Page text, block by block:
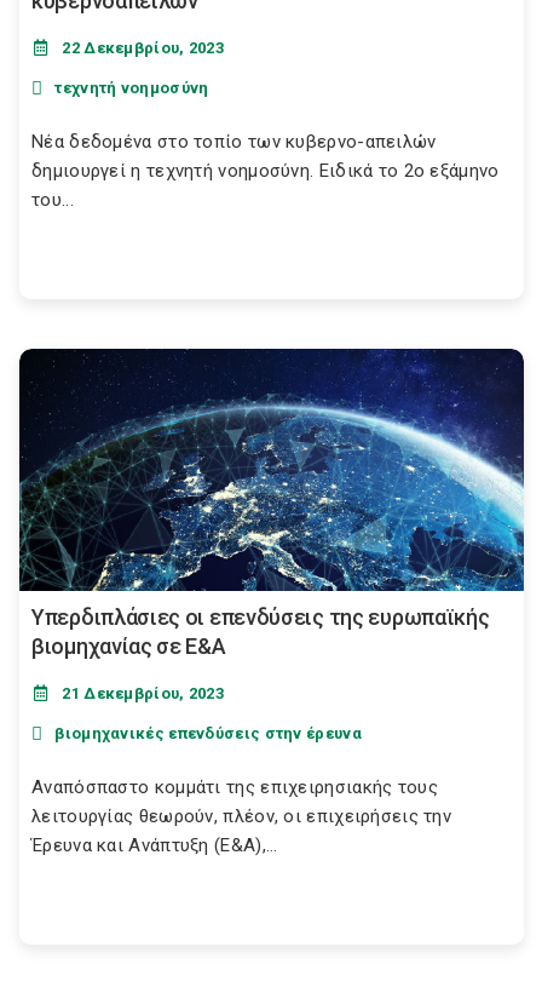
22 Δεκεμβρίου, 2023
τεχνητή νοημοσύνη
Νέα δεδομένα στο τοπίο των κυβερνο-απειλών
δημιουργεί η τεχνητή νοημοσύνη. Ειδικά το 2ο εξάμηνο
του...
Υπερδιπλάσιες οι επενδύσεις της ευρωπαϊκής
βιομηχανίας σε Ε&Α
21 Δεκεμβρίου, 2023
βιομηχανικές επενδύσεις στην έρευνα
Αναπόσπαστο κομμάτι της επιχειρησιακής τους
λειτουργίας θεωρούν, πλέον, οι επιχειρήσεις την
Έρευνα και Ανάπτυξη (Ε&Α),...